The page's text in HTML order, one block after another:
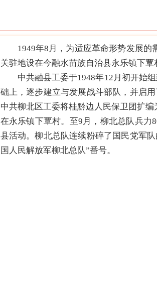
1949年8月，为适应革命形势发展
关驻地设在今融水苗族自治县永乐镇下覃
中共融县工委于1948年12月初开始
础上，逐步建立与发展战斗部队，并启
中共柳北区工委将桂黔边人民保卫团扩
在永乐镇下覃村。至9月，柳北总队兵力
县活动。柳北总队连续粉碎了国民党军
国人民解放军柳北总队”番号。